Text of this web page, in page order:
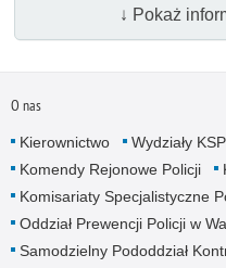
↓ Pokaż
O nas
Kierownictwo Wydziały KSP
Komendy Rejonowe Policji
Komisariaty Specjalistyczne
Oddział Prewencji Policji w
Samodzielny Pododdział